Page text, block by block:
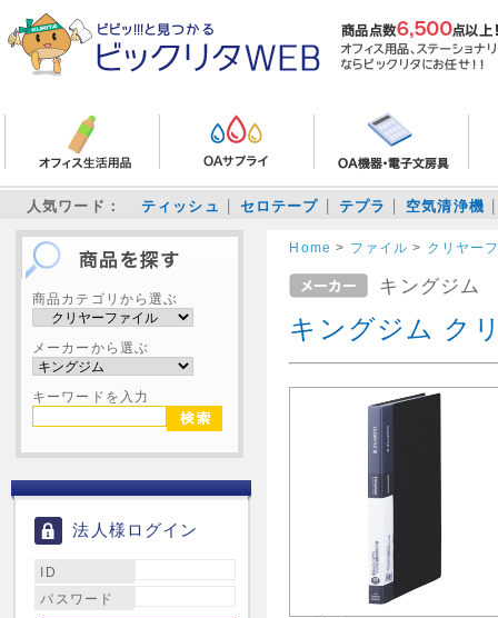
人気ワード： ティッシュ セロテープ テプラ 空気清浄機
商品カテゴリから選ぶ
メーカーから選ぶ
キーワードを入力
法人様ログイン
ID
パスワード
Home > ファイル > クリヤー
キングジム
キングジム ク